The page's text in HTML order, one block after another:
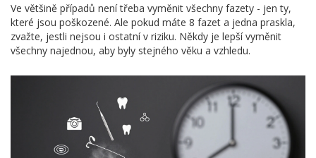
Ve většině případů není třeba vyměnit všechny fazety - jen ty,
které jsou poškozené. Ale pokud máte 8 fazet a jedna praskla,
zvažte, jestli nejsou i ostatní v riziku. Někdy je lepší vyměnit
všechny najednou, aby byly stejného věku a vzhledu.